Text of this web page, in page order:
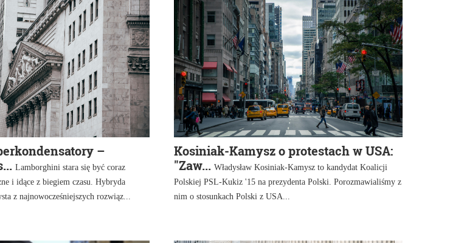
–
Lamborghini stara się być coraz
i idące z biegiem czasu. Hybryda
z najnowocześniejszych rozwiąz...
Kosiniak-Kamysz o protestach w USA:
"Zaw... Władysław Kosiniak-Kamysz to kandydat Koalicji
Polskiej PSL-Kukiz '15 na prezydenta Polski. Porozmawialiśmy z
nim o stosunkach Polski z USA...